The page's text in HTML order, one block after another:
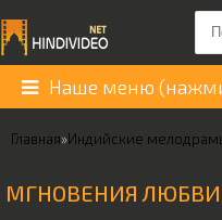
Наше меню
Главная»Индийские
МГНОВЕНИЯ ЛЮБВИ